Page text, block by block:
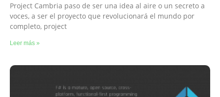
Project Cambria paso de ser una idea al aire o un secreto a
voces, a ser el proyecto que revolucionará el mundo por
completo, project
Leer más »